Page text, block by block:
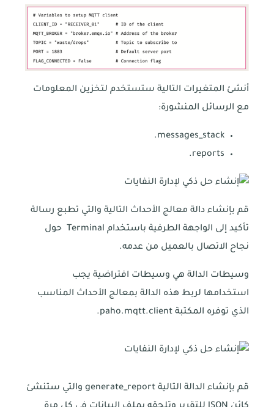
أنشئ المتغيرات التالية ستستخدم لتخزين المعلومات
مع الرسائل المنشورة:
messages_stack.
reports.
قم بإنشاء دالة معالج الأحداث التالية والتي تطبع رسالة
تأكيد إلى الواجهة الطرفية باستخدام Terminal حول
نجاح الاتصال بالعميل من عدمه.
وسيطات الدالة هي وسيطات افتراضية يجب
استخدامها لربط هذه الدالة بمعالج الأحداث المناسب
الذي توفره المكتبة paho.mqtt.client.
قم بإنشاء الدالة التالية generate_report والتي ستنشئ